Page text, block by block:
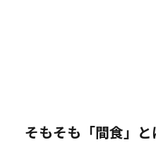
そもそも「間食」と